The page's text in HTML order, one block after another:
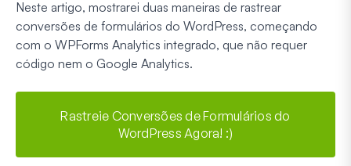
Neste artigo, mostrarei duas maneiras de rastrear
conversões de formulários do WordPress, começando
com o WPForms Analytics integrado, que não requer
código nem o Google Analytics.
Rastreie Conversões de Formulários do
WordPress Agora! :)